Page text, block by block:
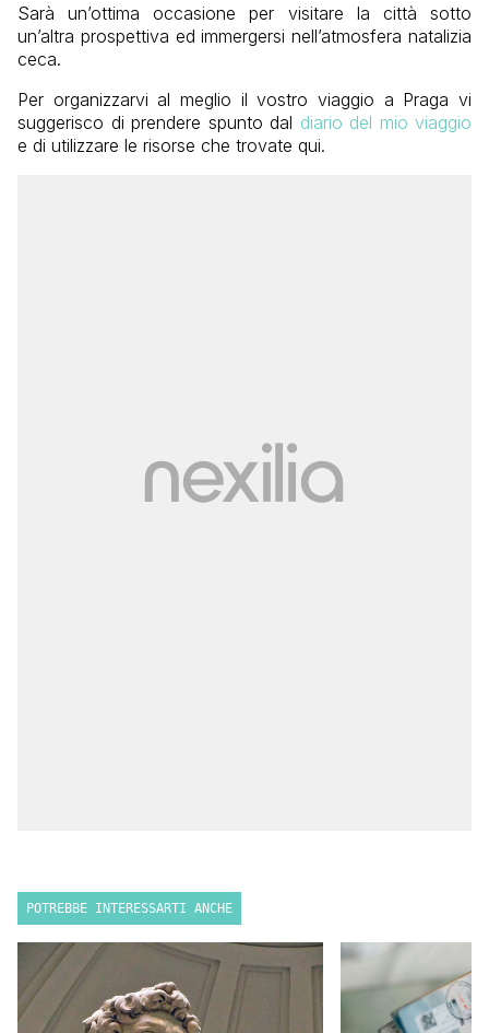
Sarà un’ottima occasione per visitare la città sotto
un’altra prospettiva ed immergersi nell’atmosfera natalizia
ceca.
Per organizzarvi al meglio il vostro viaggio a Praga vi
suggerisco di prendere spunto dal diario del mio viaggio
e di utilizzare le risorse che trovate qui.
POTREBBE INTERESSARTI ANCHE